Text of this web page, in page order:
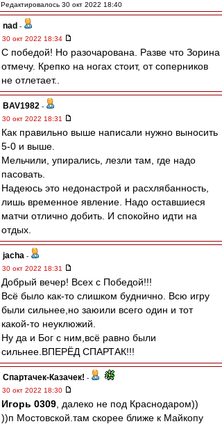
Редактировалось 30 окт 2022 18:40
nad -
30 окт 2022 18:34
С победой! Но разочарована. Разве что Зорина
отмечу. Крепко на ногах стоит, от соперников
не отлетает..
BAV1982 -
30 окт 2022 18:31
Как правильно выше написали нужно выносить
5-0 и выше.
Мельчили, упирались, лезли там, где надо
пасовать.
Надеюсь это недонастрой и расхлябанность,
лишь временное явление. Надо оставшиеся
матчи отлично добить. И спокойно идти на
отдых.
jacha -
30 окт 2022 18:31
Добрый вечер! Всех с Победой!!!
Всё было как-то слишком буднично. Всю игру
были сильнее,но заюили всего один и тот
какой-то неуклюжий.
Ну да и Бог с ним,всё равно были
сильнее.ВПЕРЁД СПАРТАК!!!
Спартачек-Казачек! -
30 окт 2022 18:30
Игорь 0309 , далеко не под Краснодаром))
))п Мостовской.там скорее ближе к Майкопу